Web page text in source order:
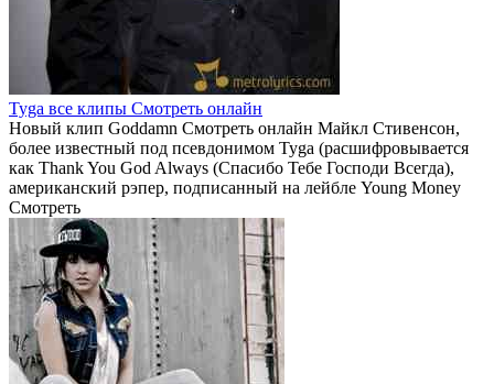
Tyga все клипы Смотреть онлайн
Новый клип Goddamn Смотреть онлайн Майкл Стивенсон,
более известный под псевдонимом Tyga (расшифровывается
как Thank You God Always (Спасибо Тебе Господи Всегда),
американский рэпер, подписанный на лейбле Young Money
Смотреть